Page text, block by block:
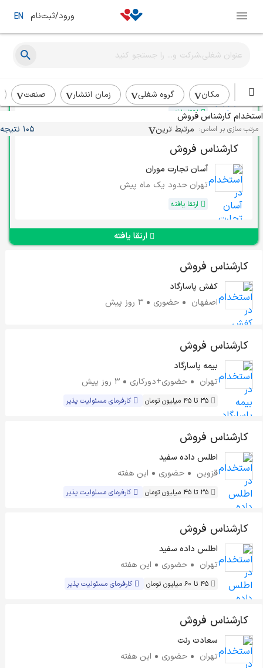
ورود/ثبت‌نام EN
مکان گروه شغلی زمان انتشار
صنعت
استخدام کارشناس فروش
مرتب سازی بر اساس: مرتبط ترین 105 نتیجه
کارشناس فروش بخش قلبی عروقی
تهران بیش از یک ماه
ارتقا یافته
کارشناس فروش
آسان تجارت موران
تهران حدود یک ماه پیش
ارتقا یافته
ارتقا یافته
کارشناس فروش
کفش پاسارگاد
اصفهان
حضوری 3 روز پیش
کارشناس فروش
بیمه پاسارگاد
تهران
حضوری+دورکاری 3 روز پیش
35 تا 45 میلیون تومان کارفرمای مسئولیت پذیر
کارشناس فروش
اطلس داده سفید
قزوین
حضوری این هفته
35 تا 45 میلیون تومان کارفرمای مسئولیت پذیر
کارشناس فروش
اطلس داده سفید
تهران
حضوری این هفته
45 تا 60 میلیون تومان کارفرمای مسئولیت پذیر
کارشناس فروش
سعادت رنت
تهران
حضوری این هفته